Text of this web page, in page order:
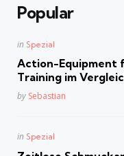
Popular
Posted
in Spezial
Action-Equipment
Training im
Posted
by Sebastian
Posted
in Spezial